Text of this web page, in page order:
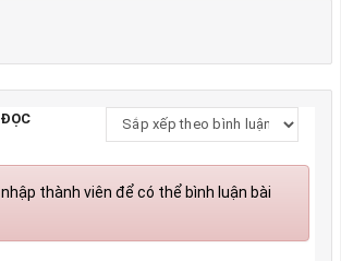
thành viên để có thể bình luận bài